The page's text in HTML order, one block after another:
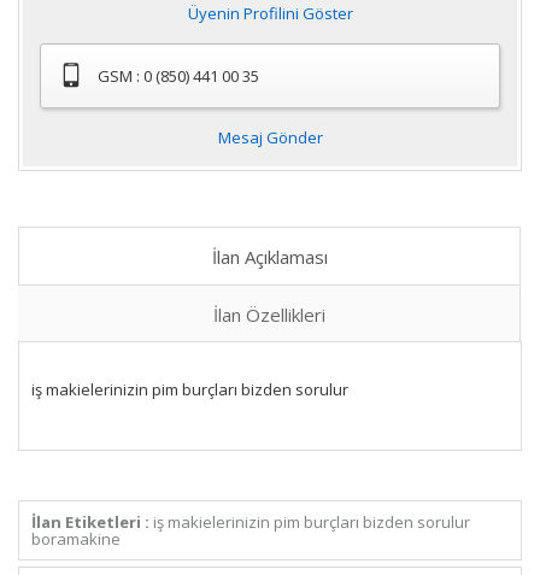
Üyenin Profilini Göster
GSM : 0 (850) 441 00 35
Mesaj Gönder
İlan Açıklaması
İlan Özellikleri
iş makielerinizin pim burçları bizden sorulur
İlan Etiketleri : iş makielerinizin pim burçları bizden sorulur
boramakine